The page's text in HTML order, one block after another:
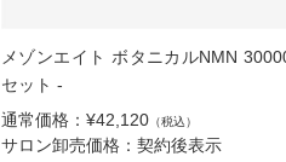
メゾンエイト ボタニカルNMN
セット -
通常価格：¥42,120 （税込）
サロン卸売価格：契約後表示